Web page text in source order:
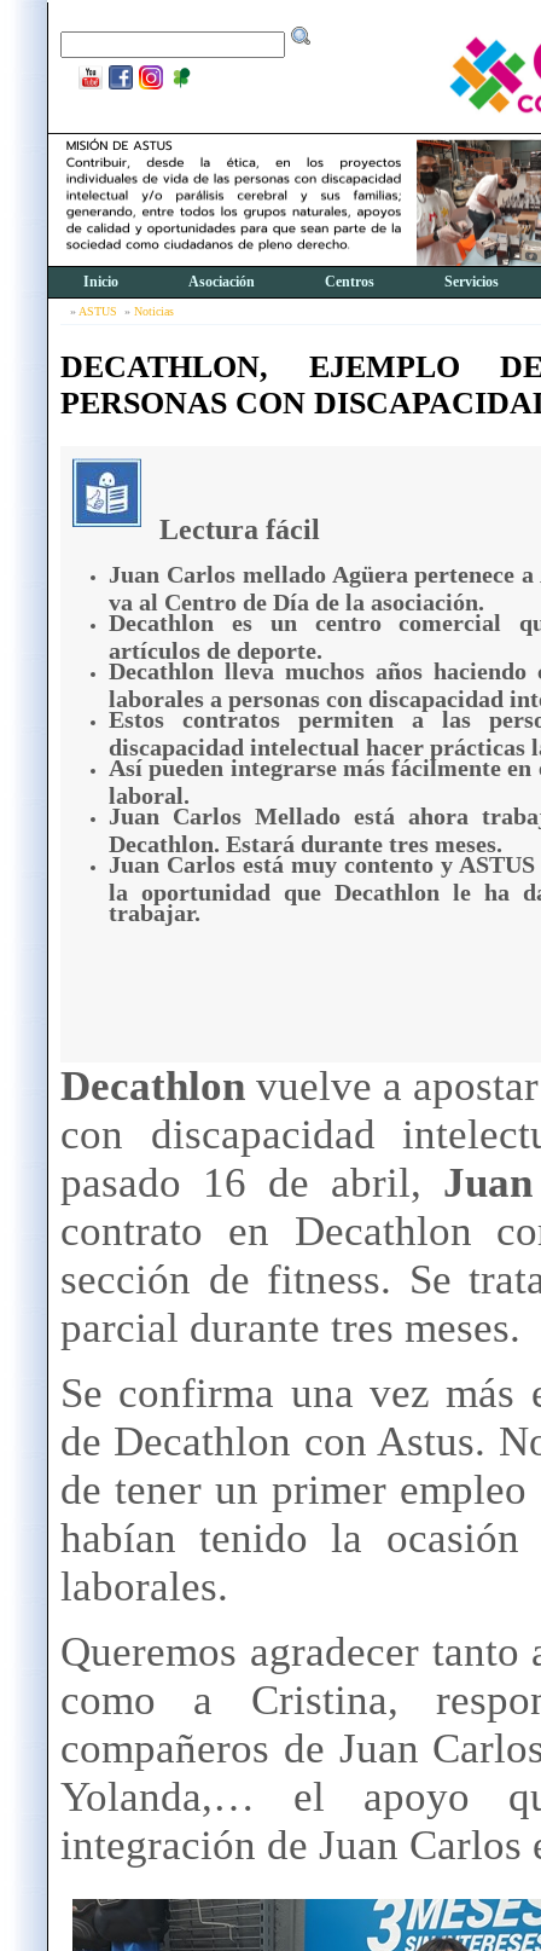
Inicio Asociación Centros Servicios
ASTUS Noticias
DECATHLON, EJEMPLO
PERSONAS CON
Lectura fácil
Juan Carlos mellado Agüera pertenece a
va al Centro de Día de la asociación.
Decathlon es un centro comercial
artículos de deporte.
Decathlon lleva muchos años haciendo
laborales a personas con discapacidad
Estos contratos permiten a las
discapacidad intelectual hacer prácticas
Así pueden integrarse más fácilmente en
laboral.
Juan Carlos Mellado está ahora
Decathlon. Estará durante tres meses.
Juan Carlos está muy contento y ASTUS
la oportunidad que Decathlon le ha
trabajar.
Decathlonvuelve a
con discapacidad
pasado 16 de abril,
contrato en Decathlon
sección de fitness. Se
parcial durante tres meses.
Se confirma una vez más
de Decathlon con Astus.
de tener un primer empleo
habían tenido la ocasión
laborales.
Queremos agradecer
como a Cristina,
compañeros de Juan
Yolanda,… el apoyo
integración de Juan Carlos